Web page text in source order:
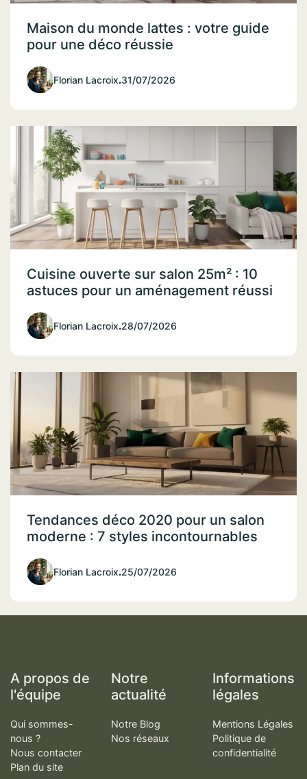
Maison du monde lattes : votre guide
pour une déco réussie
Florian Lacroix.31/07/2026
Cuisine ouverte sur salon 25m² : 10
astuces pour un aménagement réussi
Florian Lacroix.28/07/2026
Tendances déco 2020 pour un salon
moderne : 7 styles incontournables
Florian Lacroix.25/07/2026
A propos de
l'équipe
Qui sommes-
nous ?
Nous contacter
Plan du site
Notre
actualité
Notre Blog
Nos réseaux
Informations
légales
Mentions Légales
Politique de
confidentialité